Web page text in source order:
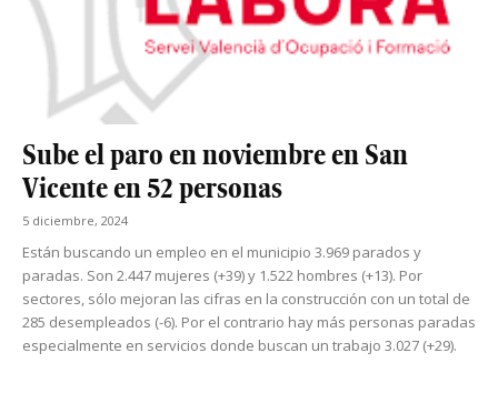
Sube el paro en noviembre en San
Vicente en 52 personas
5 diciembre, 2024
Están buscando un empleo en el municipio 3.969 parados y
paradas. Son 2.447 mujeres (+39) y 1.522 hombres (+13). Por
sectores, sólo mejoran las cifras en la construcción con un total de
285 desempleados (-6). Por el contrario hay más personas paradas
especialmente en servicios donde buscan un trabajo 3.027 (+29).